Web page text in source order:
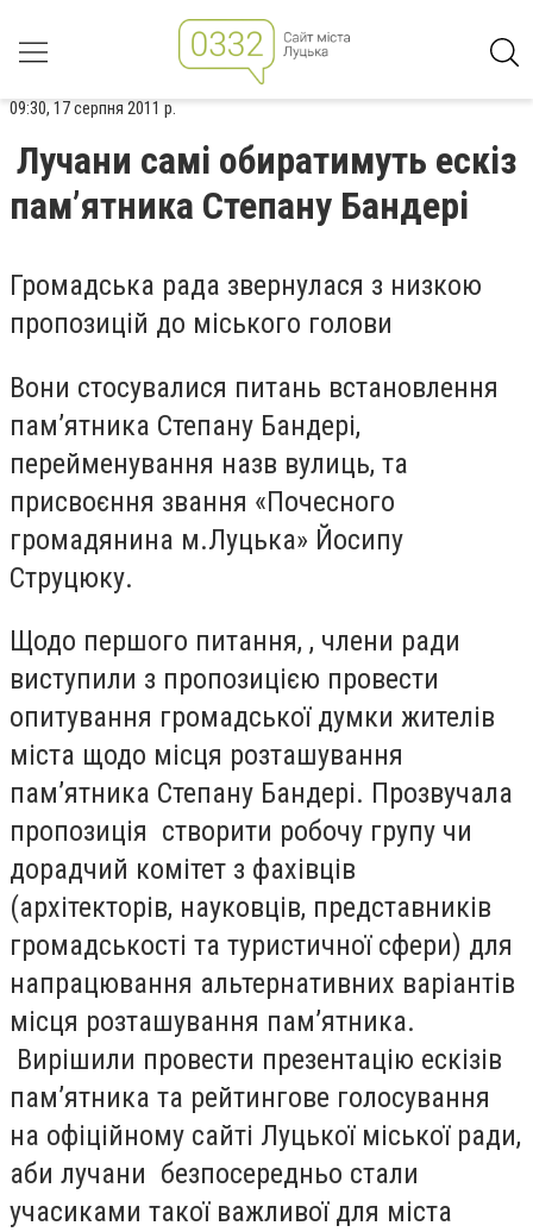
09:30, 17 серпня 2011 р.
Лучани самі обиратимуть ескіз
пам’ятника Степану Бандері
Громадська рада звернулася з низкою
пропозицій до міського голови
Вони стосувалися питань встановлення
пам’ятника Степану Бандері,
перейменування назв вулиць, та
присвоєння звання «Почесного
громадянина м.Луцька» Йосипу
Струцюку.
Щодо першого питання, , члени ради
виступили з пропозицією провести
опитування громадської думки жителів
міста щодо місця розташування
пам’ятника Степану Бандері. Прозвучала
пропозиція створити робочу групу чи
дорадчий комітет з фахівців
(архітекторів, науковців, представників
громадськості та туристичної сфери) для
напрацювання альтернативних варіантів
місця розташування пам’ятника.
Вирішили провести презентацію ескізів
пам’ятника та рейтингове голосування
на офіційному сайті Луцької міської ради,
аби лучани безпосередньо стали
учасиками такої важливої для міста